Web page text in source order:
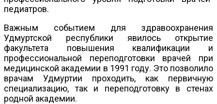
педиатров.
Важным событием для здравоохранения
Удмуртской республики явилось открытие
факультета повышения квалификации и
профессиональной переподготовки врачей при
медицинской академии в 1991 году. Это позволило
врачам Удмуртии проходить, как первичную
специализацию, так и переподготовку в стенах
родной академии.